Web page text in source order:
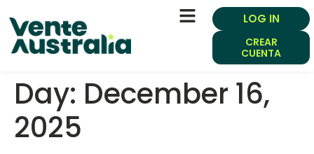
LOG IN
CREAR
CUENTA
Day: December 16,
2025